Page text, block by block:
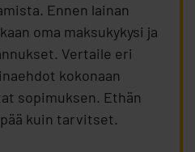
Ennen lainan
oma maksukykysi ja
Vertaile eri
kokonaan
sopimuksen. Ethän
kuin tarvitset.